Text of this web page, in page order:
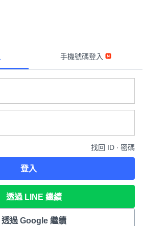
手機號碼登入
找回 ID ∙ 密碼
登入
透過 LINE 繼續
透過 Google 繼續